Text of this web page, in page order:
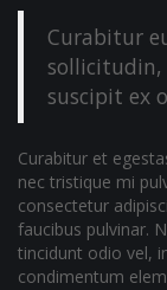
Curabitur
sollicitudin,
suscipit ex
Curabitur et
nec tristique mi
consectetur
faucibus pulvinar.
tincidunt odio vel,
condimentum